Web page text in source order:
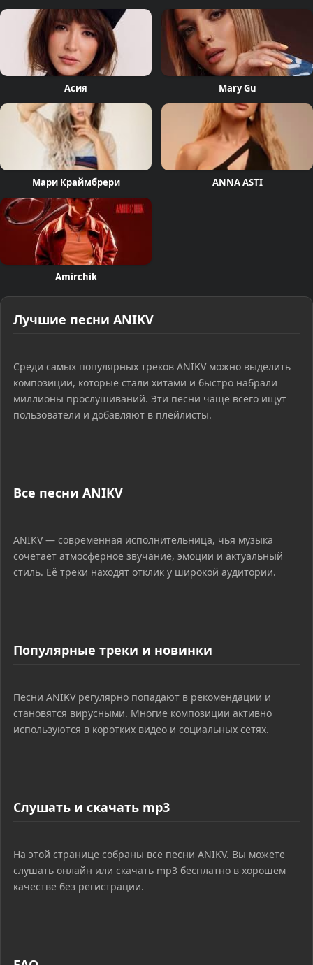
Асия Mary Gu
Мари Краймбрери ANNA ASTI
Amirchik
Лучшие песни ANIKV
Среди самых популярных треков ANIKV можно выделить
композиции, которые стали хитами и быстро набрали
миллионы прослушиваний. Эти песни чаще всего ищут
пользователи и добавляют в плейлисты.
Все песни ANIKV
ANIKV — современная исполнительница, чья музыка
сочетает атмосферное звучание, эмоции и актуальный
стиль. Её треки находят отклик у широкой аудитории.
Популярные треки и новинки
Песни ANIKV регулярно попадают в рекомендации и
становятся вирусными. Многие композиции активно
используются в коротких видео и социальных сетях.
Слушать и скачать mp3
На этой странице собраны все песни ANIKV. Вы можете
слушать онлайн или скачать mp3 бесплатно в хорошем
качестве без регистрации.